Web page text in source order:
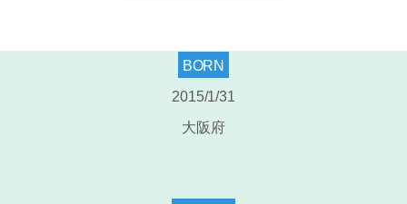
BORN
2015/1/31
大阪府